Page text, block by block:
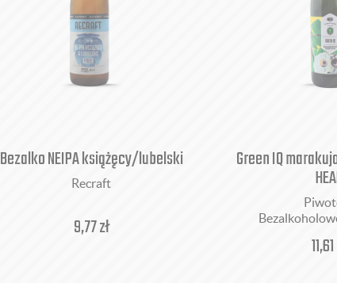
Bezalko NEIPA książęcy/lubelski
Recraft
9,77zł
Green IQ
11,61